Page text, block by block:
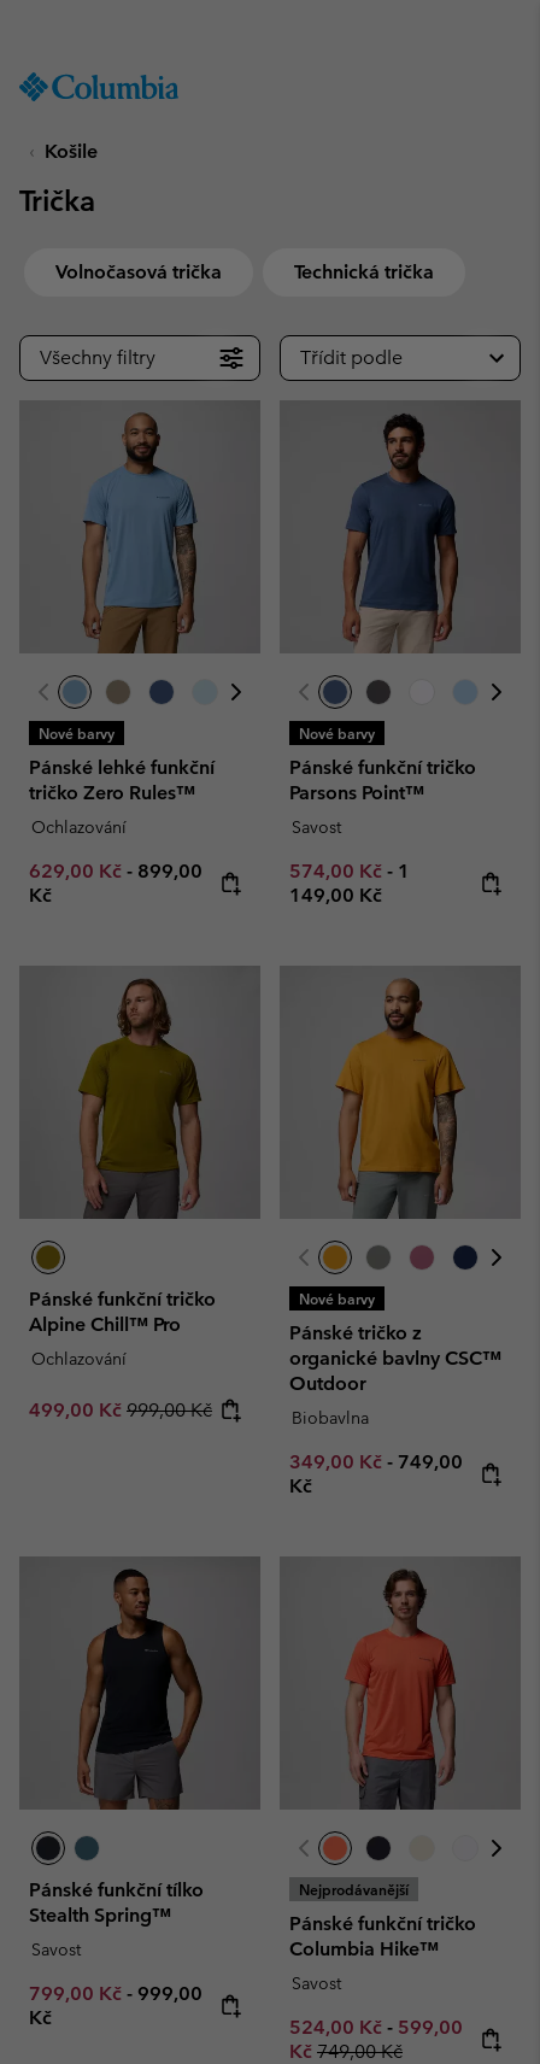
TO
SKIP
MAIN
SKIP
Košile
Trička
Volnočasová trička Technická trička
Všechny filtry Třídit podle
Nové barvy
Pánské lehké funkční
tričko Zero Rules™
Ochlazování
Minimum sale price:
629,00 Kč - Maximum price:
899,00
Kč
Nové barvy
Pánské funkční tričko
Parsons Point™
Savost
Minimum sale price:
574,00 Kč - Maximum
1
149,00 Kč
Pánské funkční tričko
Alpine Chill™ Pro
Ochlazování
Sale price:
499,00 Kč Regular price:
999,00 Kč
Nové barvy
Pánské tričko z
organické bavlny CSC™
Outdoor
Biobavlna
Minimum sale price:
349,00 Kč - Maximum
749,00
Kč
Pánské funkční tílko
Stealth Spring™
Savost
Minimum sale price:
799,00 Kč - Maximum price:
999,00
Kč
Nejprodávanější
Pánské funkční tričko
Columbia Hike™
Savost
Minimum sale price:
524,00 Kč - Maximum sale
599,00
Kč Regular price:
749,00 Kč